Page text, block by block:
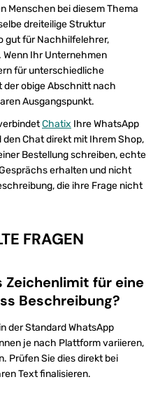
Menschen bei diesem Thema
dreiteilige Struktur
gut für Nachhilfelehrer,
Ihr Unternehmen
für unterschiedliche
obige Abschnitt nach
Ausgangspunkt.
Chatix Ihre WhatsApp
Chat direkt mit Ihrem Shop,
Bestellung schreiben, echte
erhalten und nicht
die ihre Frage nicht
FRAGEN
Zeichenlimit für eine
Beschreibung?
der Standard WhatsApp
je nach Plattform variieren,
Prüfen Sie dies direkt bei
Text finalisieren.